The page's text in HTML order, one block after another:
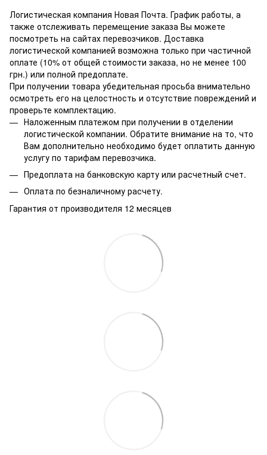
Логистическая компания Новая Почта. График работы, а
также отслеживать перемещение заказа Вы можете
посмотреть на сайтах перевозчиков. Доставка
логистической компанией возможна только при частичной
оплате (10% от общей стоимости заказа, но не менее 100
грн.) или полной предоплате.
При получении товара убедительная просьба внимательно
осмотреть его на целостность и отсутствие повреждений и
проверьте комплектацию.
Наложенным платежом при получении в отделении
логистической компании. Обратите внимание на то, что
Вам дополнительно необходимо будет оплатить данную
услугу по тарифам перевозчика.
Предоплата на банковскую карту или расчетный счет.
Оплата по безналичному расчету.
Гарантия от производителя 12 месяцев